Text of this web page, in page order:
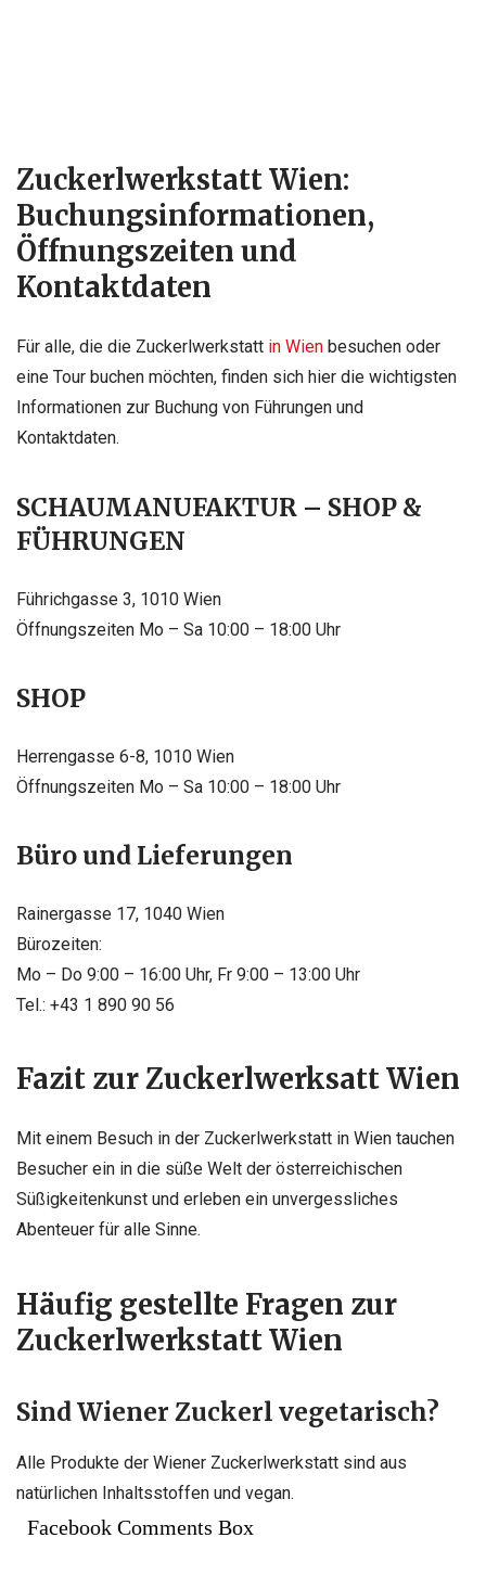
Zuckerlwerkstatt Wien:
Buchungsinformationen,
Öffnungszeiten und
Kontaktdaten
Für alle, die die Zuckerlwerkstatt in Wien besuchen oder
eine Tour buchen möchten, finden sich hier die wichtigsten
Informationen zur Buchung von Führungen und
Kontaktdaten.
SCHAUMANUFAKTUR – SHOP &
FÜHRUNGEN
Führichgasse 3, 1010 Wien
Öffnungszeiten Mo – Sa 10:00 – 18:00 Uhr
SHOP
Herrengasse 6-8, 1010 Wien
Öffnungszeiten Mo – Sa 10:00 – 18:00 Uhr
Büro und Lieferungen
Rainergasse 17, 1040 Wien
Bürozeiten:
Mo – Do 9:00 – 16:00 Uhr, Fr 9:00 – 13:00 Uhr
Tel.: +43 1 890 90 56
Fazit zur Zuckerlwerksatt Wien
Mit einem Besuch in der Zuckerlwerkstatt in Wien tauchen
Besucher ein in die süße Welt der österreichischen
Süßigkeitenkunst und erleben ein unvergessliches
Abenteuer für alle Sinne.
Häufig gestellte Fragen zur
Zuckerlwerkstatt Wien
Sind Wiener Zuckerl vegetarisch?
Alle Produkte der Wiener Zuckerlwerkstatt sind aus
natürlichen Inhaltsstoffen und vegan.
Facebook Comments Box